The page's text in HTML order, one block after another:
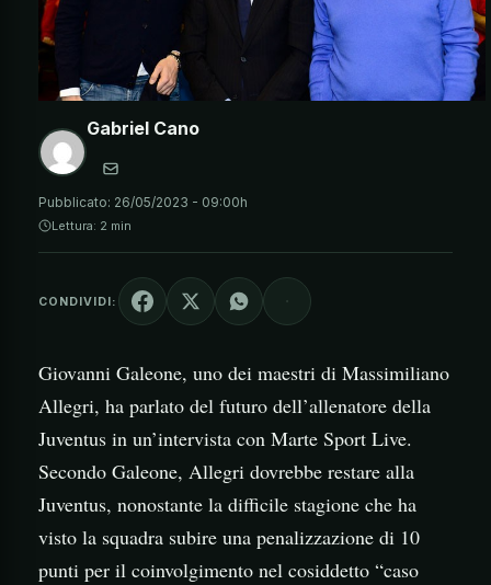
Gabriel Cano
Pubblicato: 26/05/2023 - 09:00h
Lettura: 2 min
CONDIVIDI:
Giovanni Galeone, uno dei maestri di Massimiliano
Allegri, ha parlato del futuro dell’allenatore della
Juventus in un’intervista con Marte Sport Live.
Secondo Galeone, Allegri dovrebbe restare alla
Juventus, nonostante la difficile stagione che ha
visto la squadra subire una penalizzazione di 10
punti per il coinvolgimento nel cosiddetto “caso